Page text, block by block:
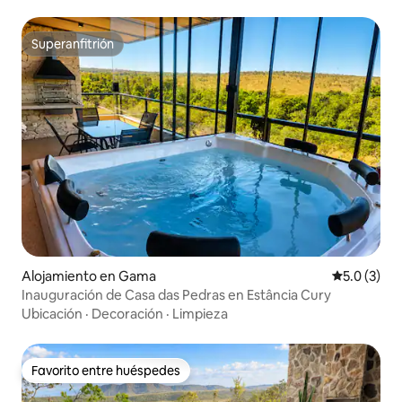
Superanfitrión
Superanfitrión
Alojamiento en Gama
5.0 (3)
Inauguración de Casa das Pedras en Estância Cury
Ubicación · Decoración · Limpieza
Favorito entre huéspedes
Favorito entre huéspedes